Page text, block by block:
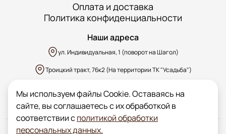
Оплата и доставка
Политика конфиденциальности
Наши адреса
ул. Индивидуальная, 1 (поворот на Шагол)
Троицкий тракт, 76к2 (На территории ТК "Усадьба")
Мы используем файлы Cookie. Оставаясь на
сайте, вы соглашаетесь с их обработкой в
соответствии сполитикой обработки
персональных данных.